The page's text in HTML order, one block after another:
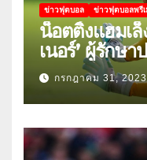
ข่าวฟุตบอล ข่าวฟุตบอลพรีเ
น็อตติ้งแฮมเ
เนอร์’ ผู้รักษ
สหรัฐอเมริกา
กรกฎาคม 31,